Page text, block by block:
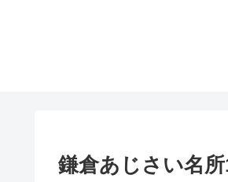
鎌倉あじさい名